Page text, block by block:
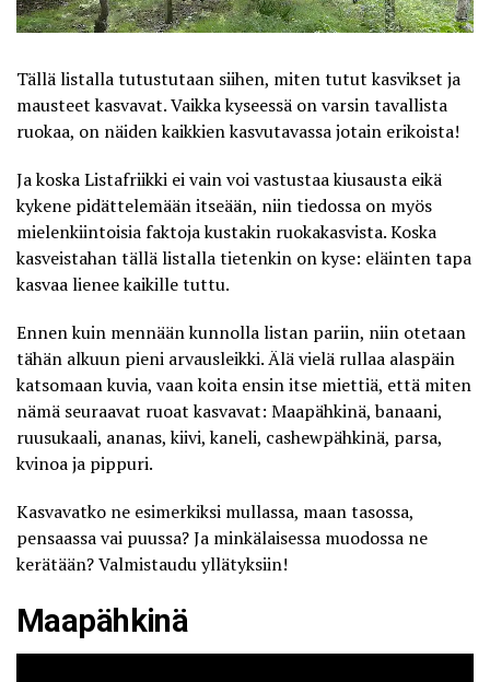
Tällä listalla tutustutaan siihen, miten tutut kasvikset ja
mausteet kasvavat. Vaikka kyseessä on varsin tavallista
ruokaa, on näiden kaikkien kasvutavassa jotain erikoista!
Ja koskaListafriikki ei vain voi vastustaa kiusausta eikä
kykene pidättelemään itseään, niin tiedossa on myös
mielenkiintoisia faktoja kustakin ruokakasvista. Koska
kasveistahan tällä listalla tietenkin on kyse: eläinten tapa
kasvaa lienee kaikille tuttu.
Ennen kuin mennään kunnolla listan pariin, niin otetaan
tähän alkuun pieni arvausleikki. Älä vielä rullaa alaspäin
katsomaan kuvia, vaan koita ensin itse miettiä, että miten
nämä seuraavat ruoat kasvavat: Maapähkinä, banaani,
ruusukaali, ananas, kiivi, kaneli, cashewpähkinä, parsa,
kvinoa ja pippuri.
Kasvavatko ne esimerkiksi mullassa, maan tasossa,
pensaassa vai puussa? Ja minkälaisessa muodossa ne
kerätään? Valmistaudu yllätyksiin!
Maapähkinä